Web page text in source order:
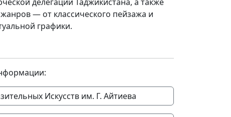
— от классического пейзажа и
графики.
Искусств им. Г. Айтиева